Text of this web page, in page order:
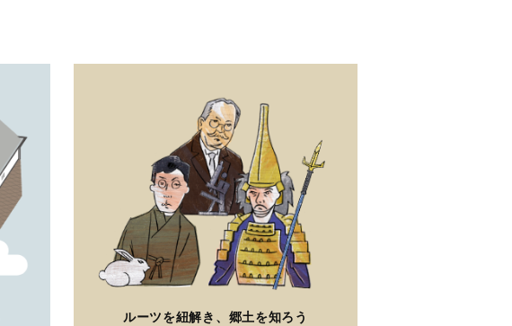
ルーツを紐解き、郷土を知ろう